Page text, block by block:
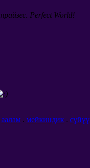
Perfect World!
аалам . мейкиндик . сүйүү